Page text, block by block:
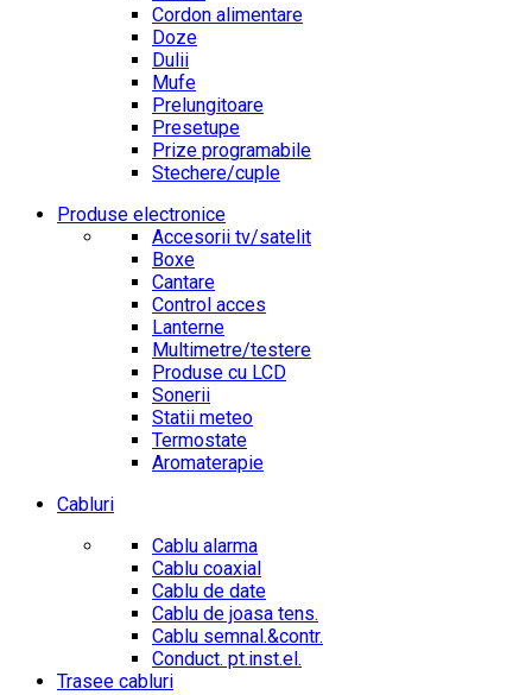
Cordon alimentare
Doze
Dulii
Mufe
Prelungitoare
Presetupe
Prize programabile
Stechere/cuple
Produse electronice
Accesorii tv/satelit
Boxe
Cantare
Control acces
Lanterne
Multimetre/testere
Produse cu LCD
Sonerii
Statii meteo
Termostate
Aromaterapie
Cabluri
Cablu alarma
Cablu coaxial
Cablu de date
Cablu de joasa tens.
Cablu semnal.&contr.
Conduct. pt.inst.el.
Trasee cabluri